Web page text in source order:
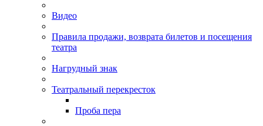
Видео
Правила продажи, возврата билетов и посещения
театра
Нагрудный знак
Театральный перекресток
Проба пера